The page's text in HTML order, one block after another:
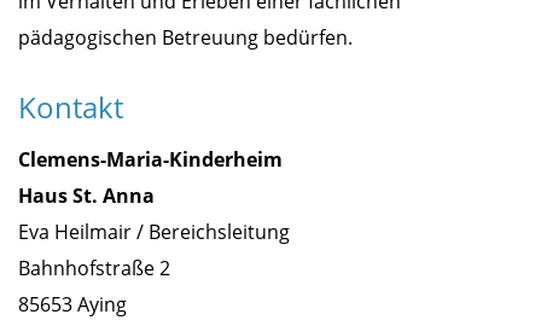
pädagogischen Betreuung bedürfen.
Kontakt
Clemens-Maria-Kinderheim
Haus St. Anna
Eva Heilmair / Bereichsleitung
Bahnhofstraße 2
85653 Aying